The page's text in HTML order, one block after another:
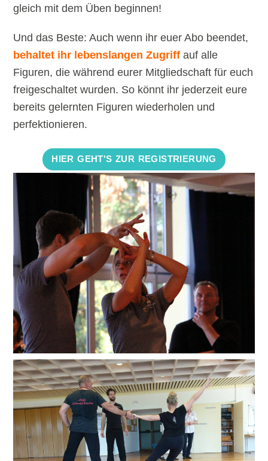
gleich mit dem Üben beginnen!
Und das Beste: Auch wenn ihr euer Abo beendet,
behaltet ihr lebenslangen Zugriff auf alle
Figuren, die während eurer Mitgliedschaft für euch
freigeschaltet wurden. So könnt ihr jederzeit eure
bereits gelernten Figuren wiederholen und
perfektionieren.
HIER GEHT'S ZUR REGISTRIERUNG